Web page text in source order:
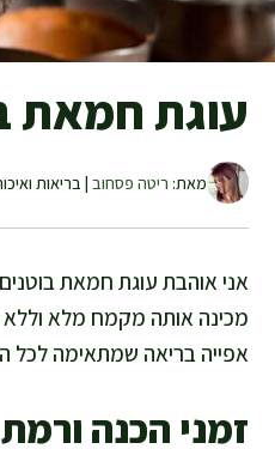
עוגת חמאת
מאת: ריטה פסחוב | בריאות
אני אוהבת עוגת חמאת
מכינה אותה מקמח מלא וללא
אפייה בריאה שמתאימה לכל
זמני הכנה